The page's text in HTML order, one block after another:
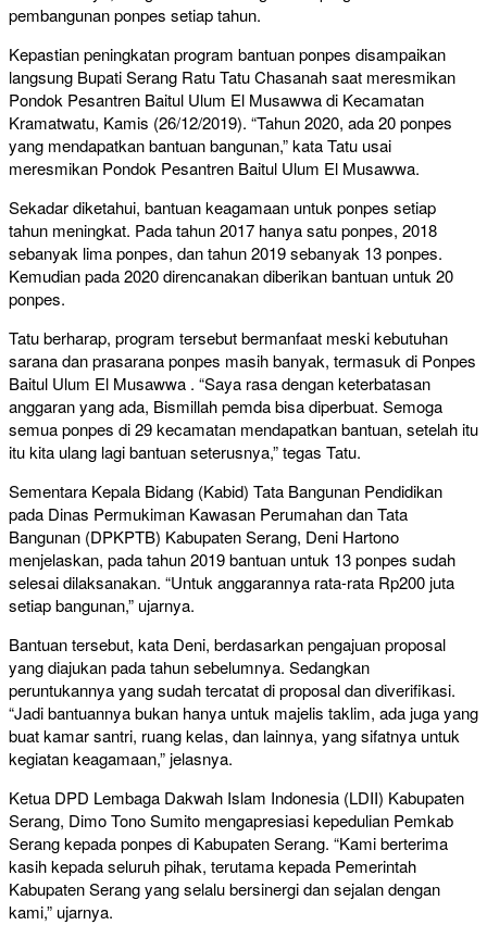
pembangunan ponpes setiap tahun.
Kepastian peningkatan program bantuan ponpes disampaikan
langsung Bupati Serang Ratu Tatu Chasanah saat meresmikan
Pondok Pesantren Baitul Ulum El Musawwa di Kecamatan
Kramatwatu, Kamis (26/12/2019). “Tahun 2020, ada 20 ponpes
yang mendapatkan bantuan bangunan,” kata Tatu usai
meresmikan Pondok Pesantren Baitul Ulum El Musawwa.
Sekadar diketahui, bantuan keagamaan untuk ponpes setiap
tahun meningkat. Pada tahun 2017 hanya satu ponpes, 2018
sebanyak lima ponpes, dan tahun 2019 sebanyak 13 ponpes.
Kemudian pada 2020 direncanakan diberikan bantuan untuk 20
ponpes.
Tatu berharap, program tersebut bermanfaat meski kebutuhan
sarana dan prasarana ponpes masih banyak, termasuk di Ponpes
Baitul Ulum El Musawwa . “Saya rasa dengan keterbatasan
anggaran yang ada, Bismillah pemda bisa diperbuat. Semoga
semua ponpes di 29 kecamatan mendapatkan bantuan, setelah itu
itu kita ulang lagi bantuan seterusnya,” tegas Tatu.
Sementara Kepala Bidang (Kabid) Tata Bangunan Pendidikan
pada Dinas Permukiman Kawasan Perumahan dan Tata
Bangunan (DPKPTB) Kabupaten Serang, Deni Hartono
menjelaskan, pada tahun 2019 bantuan untuk 13 ponpes sudah
selesai dilaksanakan. “Untuk anggarannya rata-rata Rp200 juta
setiap bangunan,” ujarnya.
Bantuan tersebut, kata Deni, berdasarkan pengajuan proposal
yang diajukan pada tahun sebelumnya. Sedangkan
peruntukannya yang sudah tercatat di proposal dan diverifikasi.
“Jadi bantuannya bukan hanya untuk majelis taklim, ada juga yang
buat kamar santri, ruang kelas, dan lainnya, yang sifatnya untuk
kegiatan keagamaan,” jelasnya.
Ketua DPD Lembaga Dakwah Islam Indonesia (LDII) Kabupaten
Serang, Dimo Tono Sumito mengapresiasi kepedulian Pemkab
Serang kepada ponpes di Kabupaten Serang. “Kami berterima
kasih kepada seluruh pihak, terutama kepada Pemerintah
Kabupaten Serang yang selalu bersinergi dan sejalan dengan
kami,” ujarnya.